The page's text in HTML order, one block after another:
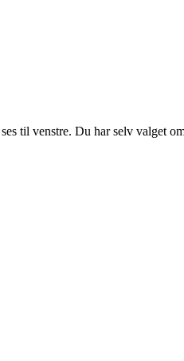
til venstre. Du har selv valget